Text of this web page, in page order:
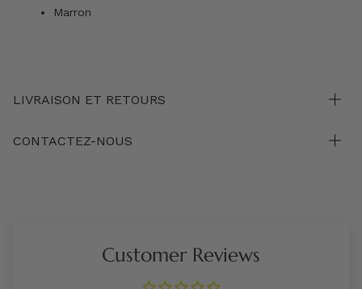
Marron
LIVRAISON ET RETOURS
CONTACTEZ-NOUS
Customer Reviews